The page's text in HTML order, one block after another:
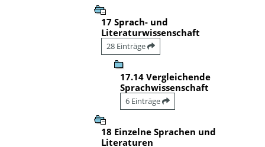
17 Sprach- und
Literaturwissenschaft
28 Einträge
17.14 Vergleichende
Sprachwissenschaft
6 Einträge
18 Einzelne Sprachen und
Literaturen